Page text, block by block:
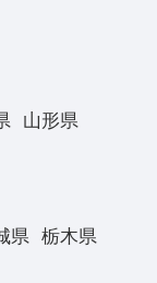
山形県
県
栃木県